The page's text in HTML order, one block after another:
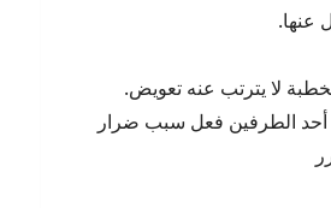
عنها.
لا يترتب عنه تعويض.
أحد الطرفين فعل سبب ضرار